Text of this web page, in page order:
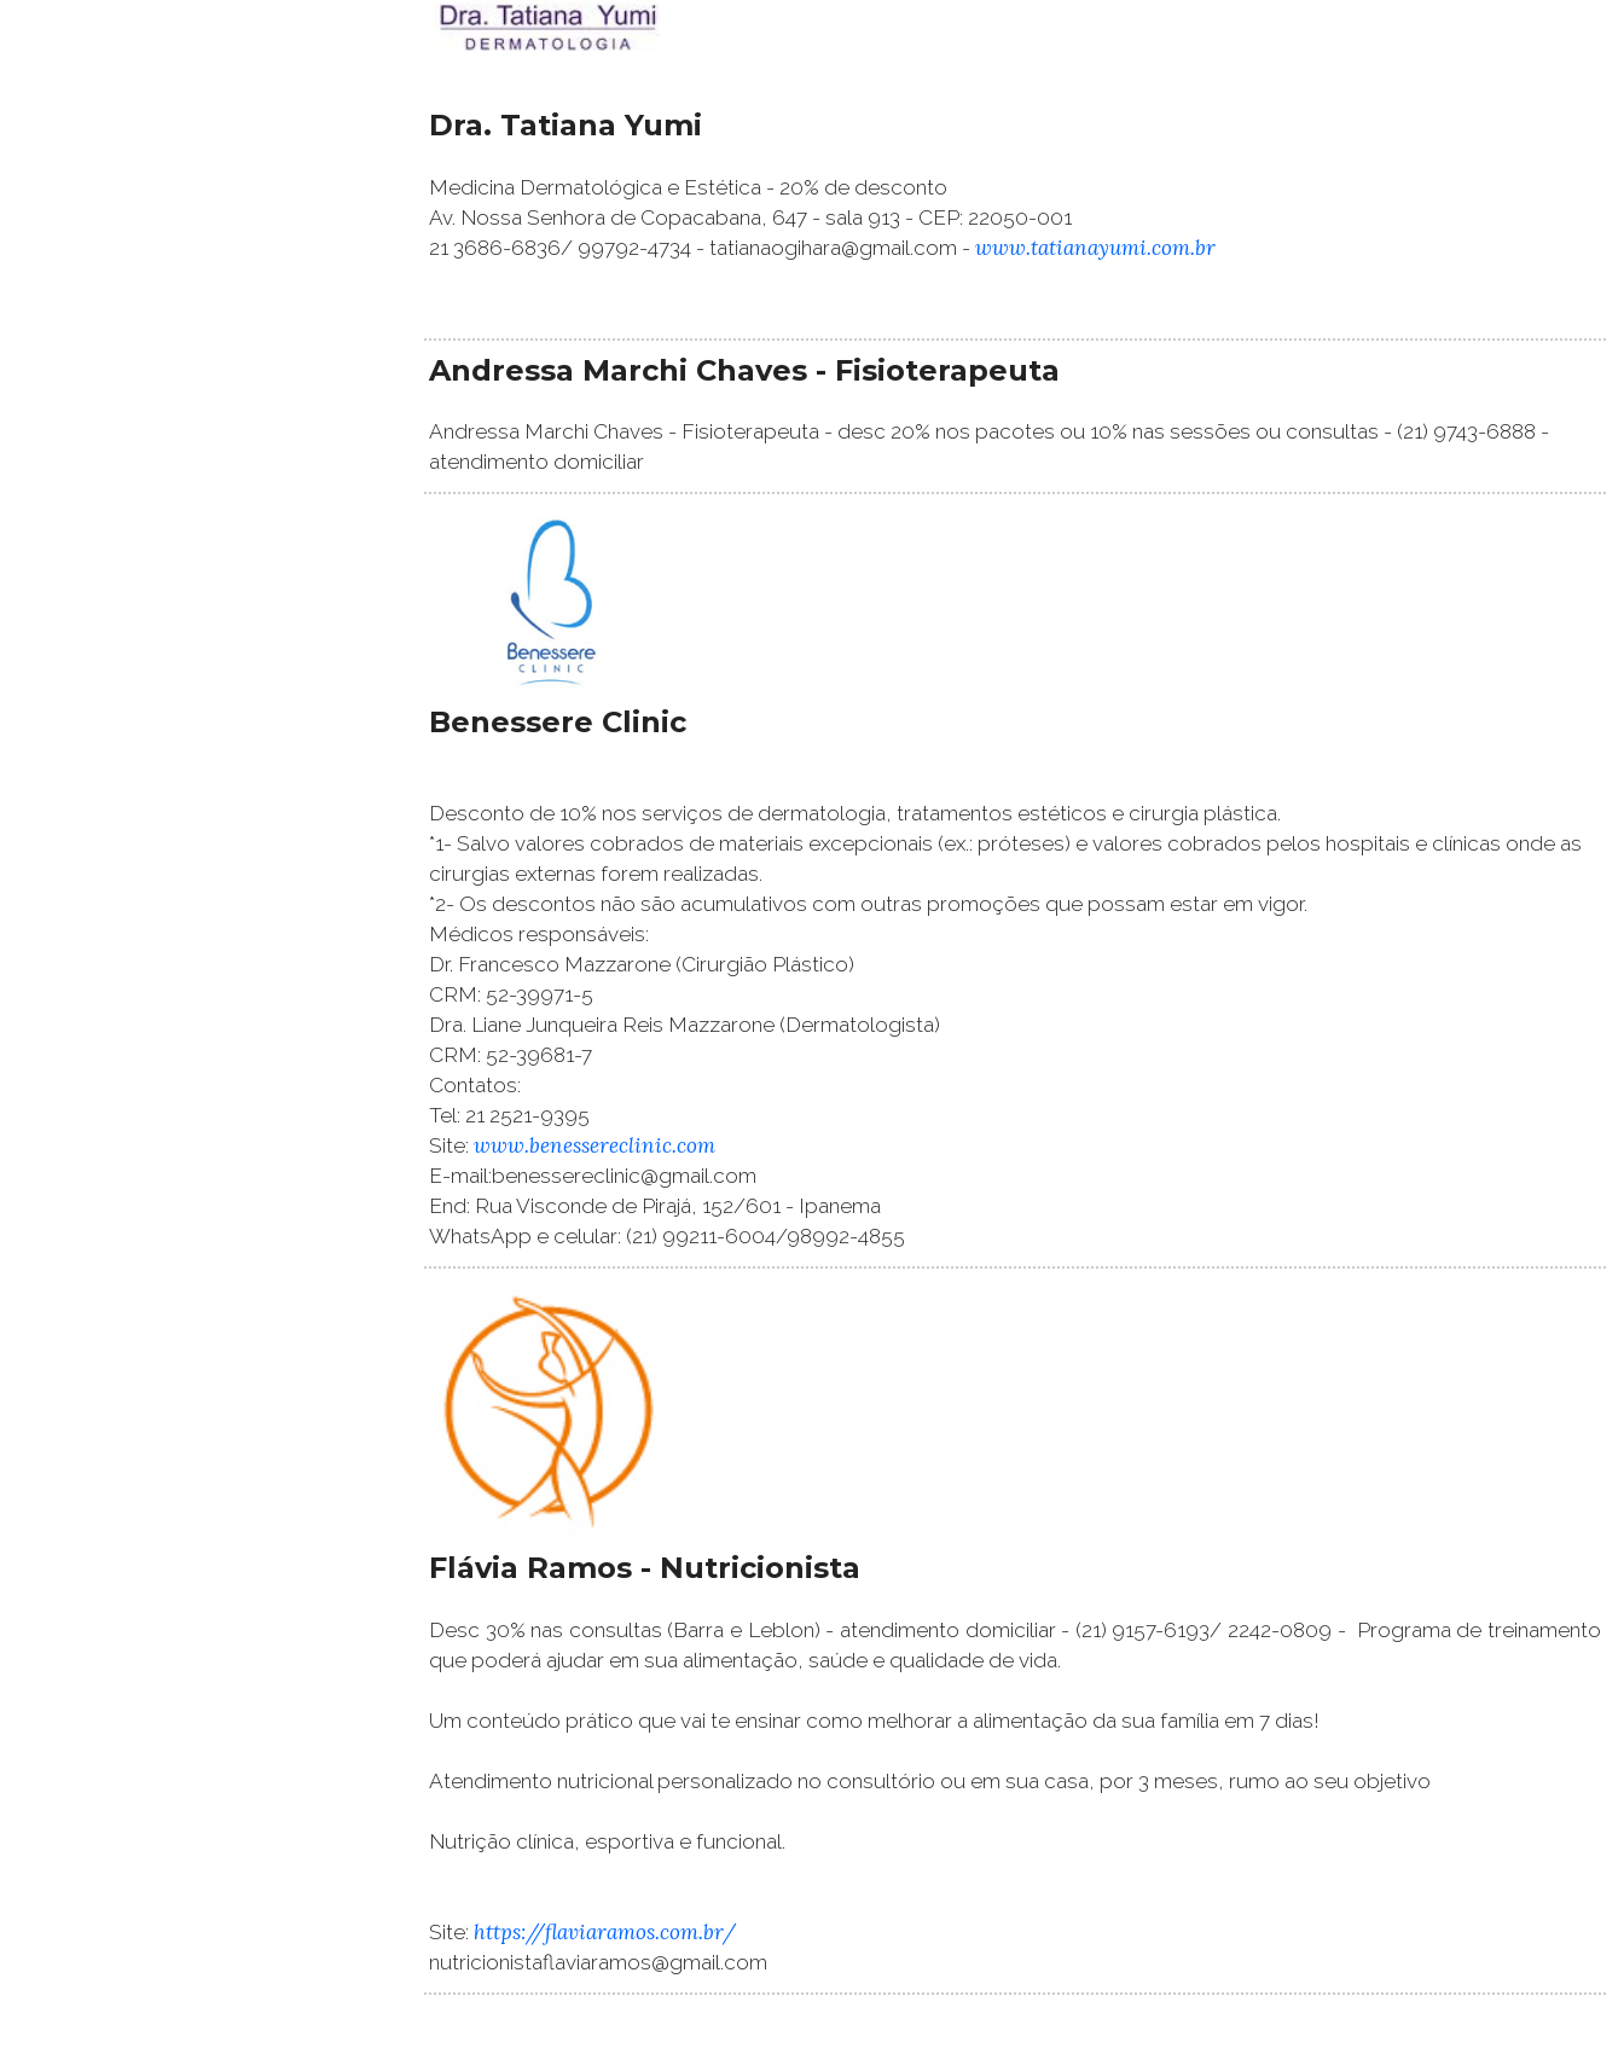
Dra. Tatiana Yumi
Medicina Dermatológica e Estética - 20% de desconto
Av. Nossa Senhora de Copacabana, 647 - sala 913 - CEP: 22050-001
21 3686-6836/ 99792-4734 - tatianaogihara@gmail.com - www.tatianayumi.com.br
Andressa Marchi Chaves - Fisioterapeuta
Andressa Marchi Chaves - Fisioterapeuta - desc 20% nos pacotes ou 10% nas sessões ou consultas - (21) 9743-6888 -
atendimento domiciliar
Benessere Clinic
Desconto de 10% nos serviços de dermatologia, tratamentos estéticos e cirurgia plástica.
*1- Salvo valores cobrados de materiais excepcionais (ex.: próteses) e valores cobrados pelos hospitais e clínicas onde as
cirurgias externas forem realizadas.
*2- Os descontos não são acumulativos com outras promoções que possam estar em vigor.
Médicos responsáveis:
Dr. Francesco Mazzarone (Cirurgião Plástico)
CRM: 52-39971-5
Dra. Liane Junqueira Reis Mazzarone (Dermatologista)
CRM: 52-39681-7
Contatos:
Tel: 21 2521-9395
Site: www.benessereclinic.com
E-mail:benessereclinic@gmail.com
End: Rua Visconde de Pirajá, 152/601 - Ipanema
WhatsApp e celular: (21) 99211-6004/98992-4855
Flávia Ramos - Nutricionista
Desc 30% nas consultas (Barra e Leblon) - atendimento domiciliar - (21) 9157-6193/ 2242-0809 - Programa de treinamento
que poderá ajudar em sua alimentação, saúde e qualidade de vida.
Um conteúdo prático que vai te ensinar como melhorar a alimentação da sua família em 7 dias!
Atendimento nutricional personalizado no consultório ou em sua casa, por 3 meses, rumo ao seu objetivo
Nutrição clínica, esportiva e funcional.
Site: https://flaviaramos.com.br/
nutricionistaflaviaramos@gmail.com